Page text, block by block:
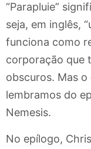
“Parapluie”
seja, em inglês,
funciona como
corporação que
obscuros. Mas
lembramos do
Nemesis.
No epílogo,